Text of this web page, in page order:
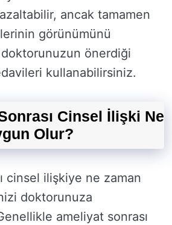
ancak tamamen
görünümünü
önerdiği
kullanabilirsiniz.
Cinsel İlişki Ne
Olur?
cinsel ilişkiye ne zaman
doktorunuza
Genellikle ameliyat sonrası